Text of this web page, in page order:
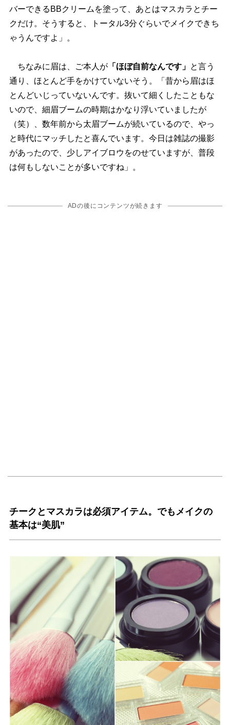
バーできるBBクリームを塗って、あとはマスカラとチー
クだけ。そうすると、トータル3分ぐらいでメイクできち
ゃうんですよ」。
ちなみに眉は、ご本人が「ほぼ自前なんです」 と言う
通り、ほとんど手をかけていないそう。「昔から眉はほ
とんどいじっていないんです。抜いて細くしたこともな
いので、細眉ブームの時期はかなり浮いていましたが
（笑）、数年前から太眉ブームが続いているので、やっ
と時代にマッチしたと喜んでいます。今日は雑誌の撮影
があったので、少しアイブロウをのせていますが、普段
は何もしないことが多いですね」。
ADの後にコンテンツが続きます
チークとマスカラは必須アイテム。でもメイクの
基本は“美肌”